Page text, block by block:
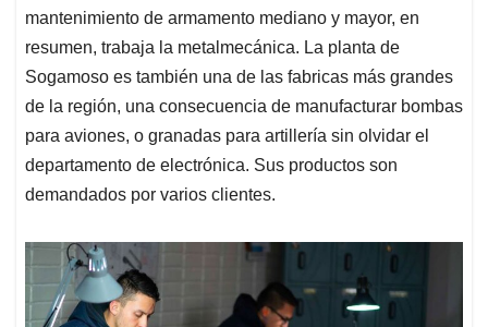
mantenimiento de armamento mediano y mayor, en
resumen, trabaja la metalmecánica. La planta de
Sogamoso es también una de las fabricas más grandes
de la región, una consecuencia de manufacturar bombas
para aviones, o granadas para artillería sin olvidar el
departamento de electrónica. Sus productos son
demandados por varios clientes.